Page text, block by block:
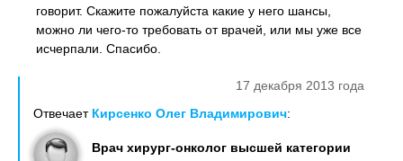
говорит. Скажите пожалуйста какие у него шансы,
можно ли чего-то требовать от врачей, или мы уже все
исчерпали. Спасибо.
17 декабря 2013 года
Отвечает Кирсенко Олег Владимирович:
Врач хирург-онколог высшей категории